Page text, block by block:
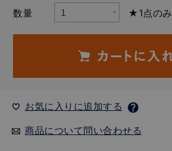
数量 ★1点のみ
お気に入りに追加する
商品について問い合わせる